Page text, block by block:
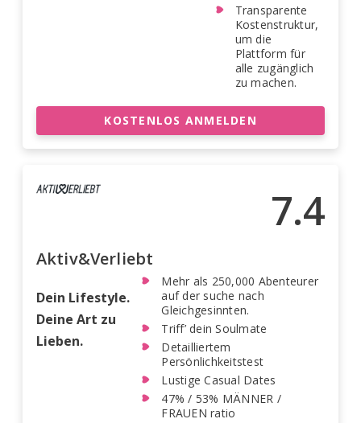
Transparente
Kostenstruktur,
um die
Plattform für
alle zugänglich
zu machen.
KOSTENLOS ANMELDEN
7.4
Aktiv&Verliebt
Dein Lifestyle.
Deine Art zu
Lieben.
Mehr als 250,000 Abenteurer
auf der suche nach
Gleichgesinnten.
Triff’ dein Soulmate
Detailliertem
Persönlichkeitstest
Lustige Casual Dates
47% / 53% MÄNNER /
FRAUEN ratio